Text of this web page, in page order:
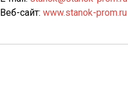
Веб-сайт: www.stanok-prom.ru